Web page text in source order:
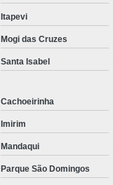
Itapevi
Mogi das Cruzes
Santa Isabel
Cachoeirinha
Imirim
Mandaqui
Parque São Domingos